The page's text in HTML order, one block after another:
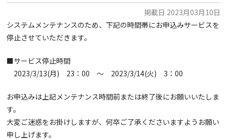
掲載日 2023月03月10日
システムメンテナンスのため、下記の時間帯にお申込みサービスを
停止させていただきます。
■サービス停止時間
2023/3/13(月) 23：00 ～ 2023/3/14(火) 3：00
お申込みは上記メンテナンス時間前または終了後にお願いいたしま
す。
大変ご迷惑をお掛けしますが、何卒ご了承くださいますようお願い
申し上げます。